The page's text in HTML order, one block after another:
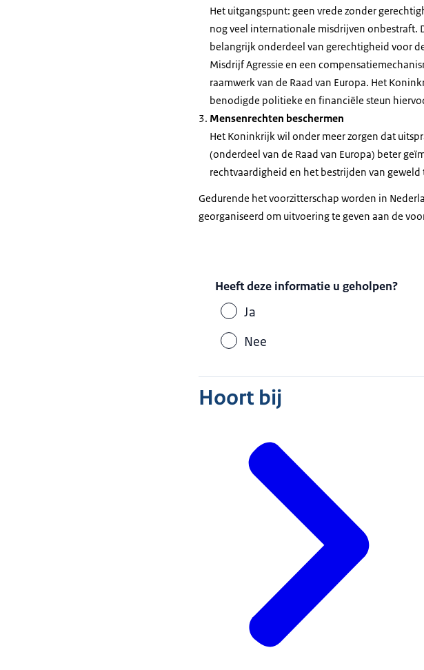
Het uitgangspunt: geen vrede zonder
nog veel internationale misdrijven onbestraft.
belangrijk onderdeel van gerechtigheid voor
Misdrijf Agressie en een
raamwerk van de Raad van Europa. Het
benodigde politieke en financiële steun
Mensenrechten beschermen
Het Koninkrijk wil onder meer zorgen dat
(onderdeel van de Raad van Europa) beter
rechtvaardigheid en het bestrijden van
Gedurende het voorzitterschap worden in
georganiseerd om uitvoering te geven aan de
Heeft deze informatie u geholpen?
Ja
Nee
Hoort bij